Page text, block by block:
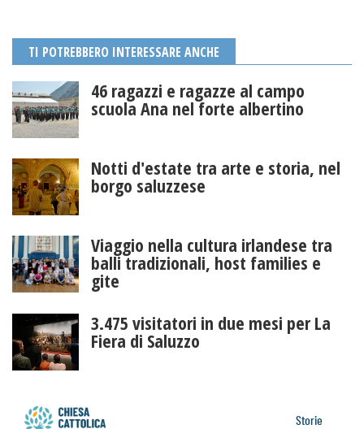
TI POTREBBERO INTERESSARE ANCHE
46 ragazzi e ragazze al campo
scuola Ana nel forte albertino
Notti d'estate tra arte e storia, nel
borgo saluzzese
Viaggio nella cultura irlandese tra
balli tradizionali, host families e
gite
3.475 visitatori in due mesi per La
Fiera di Saluzzo